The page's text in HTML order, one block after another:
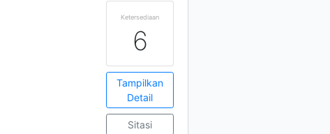
Ketersediaan
6
Tampilkan
Detail
Sitasi